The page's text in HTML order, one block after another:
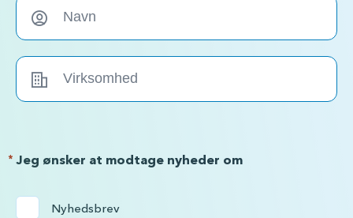
Jeg ønsker at modtage nyheder om
*
Nyhedsbrev